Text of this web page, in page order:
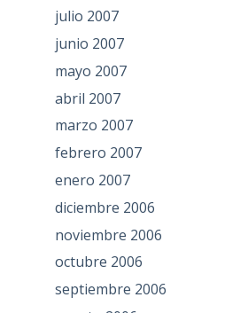
julio 2007
junio 2007
mayo 2007
abril 2007
marzo 2007
febrero 2007
enero 2007
diciembre 2006
noviembre 2006
octubre 2006
septiembre 2006